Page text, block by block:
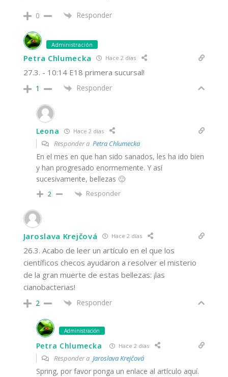
0 Responder
Administración
Petra Chlumecka Hace 2 días
27.3. - 10:14 E18 primera sucursal!
1 Responder
Leona Hace 2 días
Responder a Petra Chlumecka
En el mes en que han sido sanados, les ha ido bien
y han progresado enormemente. Y así
sucesivamente, bellezas 🙂
2 Responder
Jaroslava Krejčová Hace 2 días
26.3. Acabo de leer un artículo en el que los
científicos checos ayudaron a resolver el misterio
de la gran muerte de estas bellezas: ¡las
cianobacterias!
2 Responder
Administración
Petra Chlumecka Hace 2 días
Responder a Jaroslava Krejčová
Spring, por favor ponga un enlace al artículo aquí.